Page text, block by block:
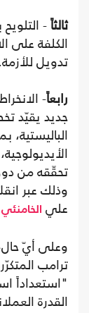
ثالثاً-
الكلفة على
تدويل للأزمة.
رابعاً-
جديد يقيّد
تحقّقه من
وذلك عبر
علي الخامنئي
وعلى أيّ
ترامب
"استعداداً
القدرة